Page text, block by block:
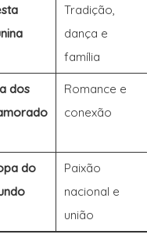
Tradição,
dança e
família
dos
Romance e
conexão
do
Paixão
nacional e
união